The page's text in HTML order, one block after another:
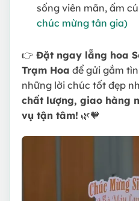
sống viên mãn, ấm
chúc mừng tân gia)
👉 Đặt ngay lẵng hoa
Trạm Hoa để gửi gắm
những lời chúc tốt đẹp
chất lượng, giao hàng
vụ tận tâm! 🌿🧡